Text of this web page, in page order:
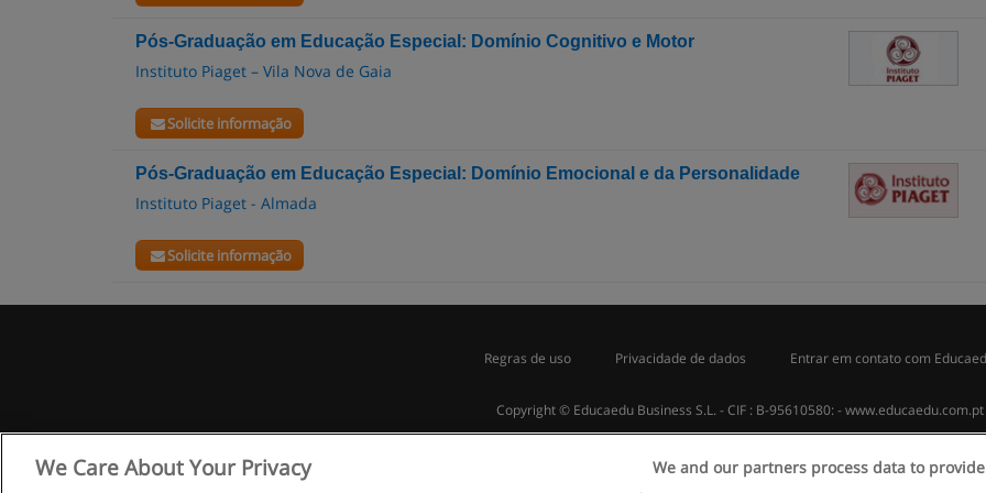
Pós-Graduação em Educação Especial: Domínio Cognitivo e Motor
Instituto Piaget – Vila Nova de Gaia
Solicite informação
Pós-Graduação em Educação Especial: Domínio Emocional e da Personalidade
Instituto Piaget - Almada
Solicite informação
Regras de uso Privacidade de dados Entrar em contato com
Copyright © Educaedu Business S.L. - CIF : B-95610580: - www.educaedu.com.pt
We Care About Your Privacy We and our partners process data to